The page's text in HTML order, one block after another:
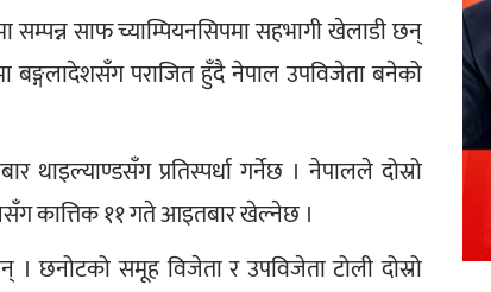
सम्पन्न साफ च्याम्पियनसिपमा सहभागी खेलाडी छन्
बङ्गलादेशसँग पराजित हुँदै नेपाल उपविजेता बनेको
प्रतिस्पर्धा गर्नेछ । नेपालले दोस्रो
कात्तिक ११ गते आइतबार खेल्नेछ ।
। छनोटको समूह विजेता र उपविजेता टोली दोस्रो